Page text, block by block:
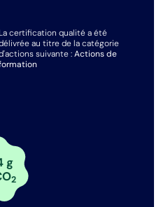
La certification qualité a été
au titre de la catégorie
suivante :Actions de
g
2